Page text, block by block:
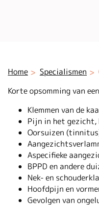
Home Specialismen
Korte opsomming van
Klemmen van de
Pijn in het gezicht,
Oorsuizen
Aspecifieke
BPPD en andere
Nek- en
Hoofdpijn en
Gevolgen van